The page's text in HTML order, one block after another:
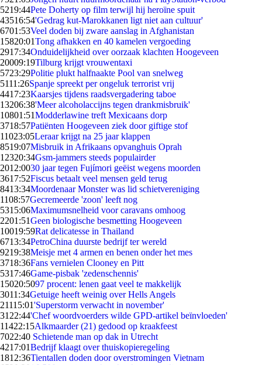
5219:44Pete Doherty op film terwijl hij heroïne spuit
43516:54'Gedrag kut-Marokkanen ligt niet aan cultuur'
6701:53Veel doden bij zware aanslag in Afghanistan
15820:01Tong afhakken en 40 kamelen vergoeding
2917:34Onduidelijkheid over oorzaak klachten Hoogeveen
20009:19Tilburg krijgt vrouwentaxi
5723:29Politie plukt halfnaakte Pool van snelweg
5111:26Spanje spreekt per ongeluk terrorist vrij
4417:23Kaarsjes tijdens raadsvergadering taboe
13206:38'Meer alcoholaccijns tegen drankmisbruik'
10801:51Modderlawine treft Mexicaans dorp
3718:57Patiënten Hoogeveen ziek door giftige stof
11023:05Leraar krijgt na 25 jaar klappen
8519:07Misbruik in Afrikaans opvanghuis Oprah
12320:34Gsm-jammers steeds populairder
2012:0030 jaar tegen Fujímori geëist wegens moorden
3617:52Fiscus betaalt veel mensen geld terug
8413:34Moordenaar Monster was lid schietvereniging
1108:57Gecremeerde 'zoon' leeft nog
5315:06Maximumsnelheid voor caravans omhoog
2201:51Geen biologische besmetting Hoogeveen
10019:59Rat delicatesse in Thailand
6713:34PetroChina duurste bedrijf ter wereld
9219:38Meisje met 4 armen en benen onder het mes
3718:36Fans vernielen Clooney en Pitt
5317:46Game-pisbak 'zedenschennis'
15020:5097 procent: lenen gaat veel te makkelijk
3011:34Getuige heeft weinig over Hells Angels
21115:01'Superstorm verwacht in november'
31 22:44'Chef woordvoerders wilde GPD-artikel beïnvloeden'
11422:15Alkmaarder (21) gedood op kraakfeest
7022:40 Schietende man op dak in Utrecht
4217:01Bedrijf klaagt over thuiskopieregeling
1812:36Tientallen doden door overstromingen Vietnam